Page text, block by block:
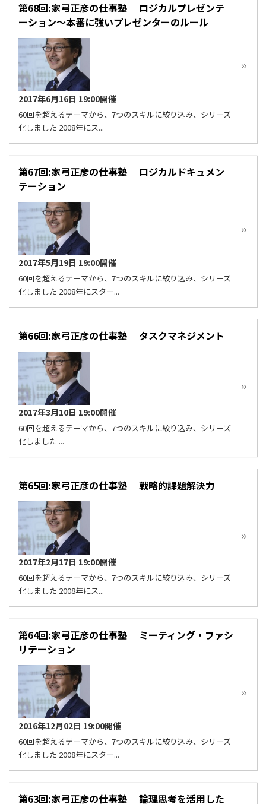
第68回:家弓正彦の仕事塾 ロジカルプレゼンテ
ーション～本番に強いプレゼンターのルール
2017年6月16日 19:00開催
60回を超えるテーマから、7つのスキルに絞り込み、シリーズ
化しました 2008年にス...
第67回:家弓正彦の仕事塾 ロジカルドキュメン
テーション
2017年5月19日 19:00開催
60回を超えるテーマから、7つのスキルに絞り込み、シリーズ
化しました 2008年にスター...
第66回:家弓正彦の仕事塾 タスクマネジメント
2017年3月10日 19:00開催
60回を超えるテーマから、7つのスキルに絞り込み、シリーズ
化しました ...
第65回:家弓正彦の仕事塾 戦略的課題解決力
2017年2月17日 19:00開催
60回を超えるテーマから、7つのスキルに絞り込み、シリーズ
化しました 2008年にス...
第64回:家弓正彦の仕事塾 ミーティング・ファシ
リテーション
2016年12月02日 19:00開催
60回を超えるテーマから、7つのスキルに絞り込み、シリーズ
化しました 2008年にスター...
第63回:家弓正彦の仕事塾 論理思考を活用した